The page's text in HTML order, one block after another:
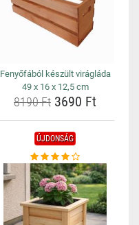
Fenyőfából készült virágláda
49 x 16 x 12,5 cm
8190 Ft 3690 Ft
ÚJDONSÁG